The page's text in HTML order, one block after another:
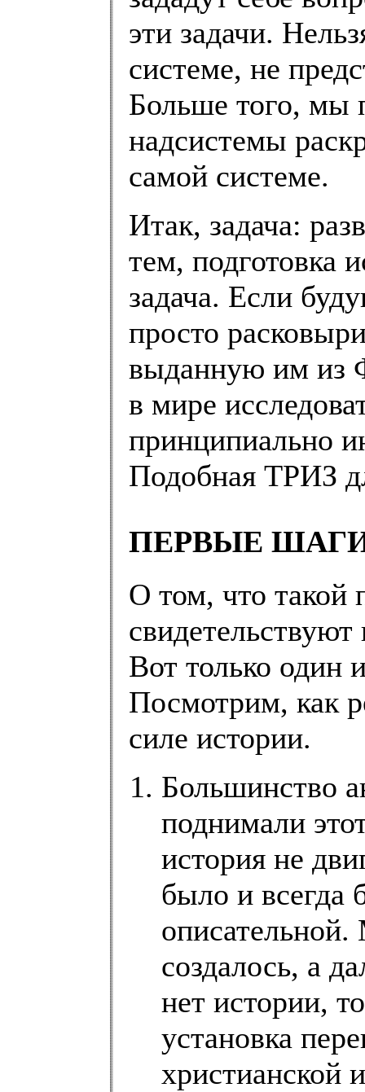
эти задачи.
системе, не
Больше того, мы
надсистемы
самой системе.
Итак, задача:
тем, подготовка
задача. Если
просто
выданную им из
в мире
принципиально
Подобная ТРИЗ
ПЕРВЫЕ
О том, что такой
Вот только один
Посмотрим, как
силе истории.
Большинство
поднимали
история не
было и всегда
создалось, а
нет истории,
установка
христианской